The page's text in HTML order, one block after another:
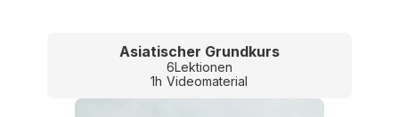
Asiatischer Grundkurs
6Lektionen
1h Videomaterial